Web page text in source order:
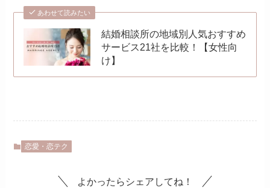
あわせて読みたい
結婚相談所の地域別人気おすすめ
サービス21社を比較！【女性向
け】
恋愛・恋テク
よかったらシェアしてね！